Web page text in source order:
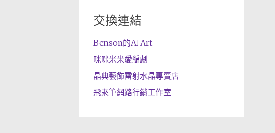
交換連結
Benson的AI Art
咪咪米米愛編劇
晶典藝飾雷射水晶專賣店
飛來筆網路行銷工作室